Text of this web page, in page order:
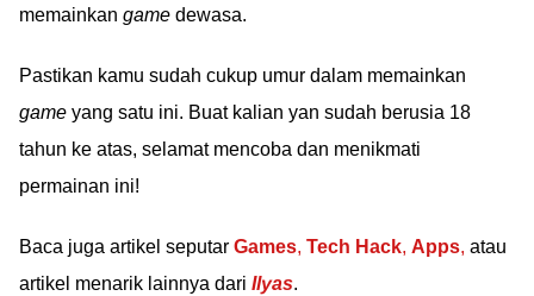
memainkan game dewasa.
Pastikan kamu sudah cukup umur dalam memainkan
game yang satu ini. Buat kalian yan sudah berusia 18
tahun ke atas, selamat mencoba dan menikmati
permainan ini!
Baca juga artikel seputar Games, Tech Hack, Apps, atau
artikel menarik lainnya dari Ilyas.